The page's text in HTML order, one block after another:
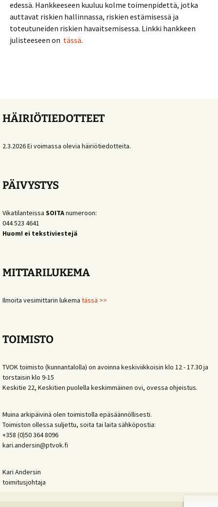
edessä. Hankkeeseen kuuluu kolme toimenpidettä, jotka
auttavat riskien hallinnassa, riskien estämisessä ja
toteutuneiden riskien havaitsemisessa. Linkki hankkeen
julisteeseen on tässä.
HÄIRIÖTIEDOTTEET
2.3.2026 Ei voimassa olevia häiriötiedotteita.
PÄIVYSTYS
Vikatilanteissa SOITAnumeroon:
044 523 4641
Huom! ei tekstiviestejä
MITTARILUKEMA
Ilmoita vesimittarin lukema tässä >>
TOIMISTO
TVOK toimisto (kunnantalolla) on avoinna keskiviikkoisin klo 12 - 17.30 ja
torstaisin klo 9-15
Keskitie 22, Keskitien puolella keskimmäinen ovi, ovessa ohjeistus.
Muina arkipäivinä olen toimistolla epäsäännöllisesti.
Toimiston ollessa suljettu, soita tai laita sähköpostia:
+358 (0)50 364 8096
kari.andersin@ptvok.fi
Kari Andersin
toimitusjohtaja